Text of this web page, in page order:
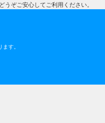
ぞご安心してご利用ください。
す。